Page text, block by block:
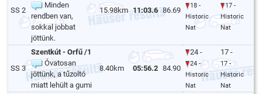
SS 2
Minden
rendben van,
sokkal jobbat
jöttünk.
15.98km 11:03.6 86.69
18 -
Historic
Nat
17 -
Historic
Nat
SS 3
Szentkút - Orfű /1
Óvatosan
jöttünk, a tűzoltó
miatt lehült a gumi
8.40km 05:56.2 84.90
24 -
24 -
Historic
Nat
17 -
17 -
Historic
Nat